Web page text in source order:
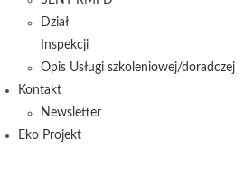
Dział
Inspekcji
Opis Usługi szkoleniowej/doradczej
Kontakt
Newsletter
Eko Projekt